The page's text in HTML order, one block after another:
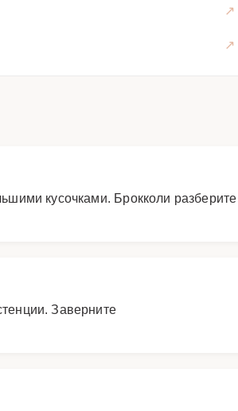
кусочками. Брокколи разберите
Заверните